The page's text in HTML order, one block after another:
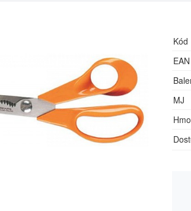
Kód
EAN
MJ